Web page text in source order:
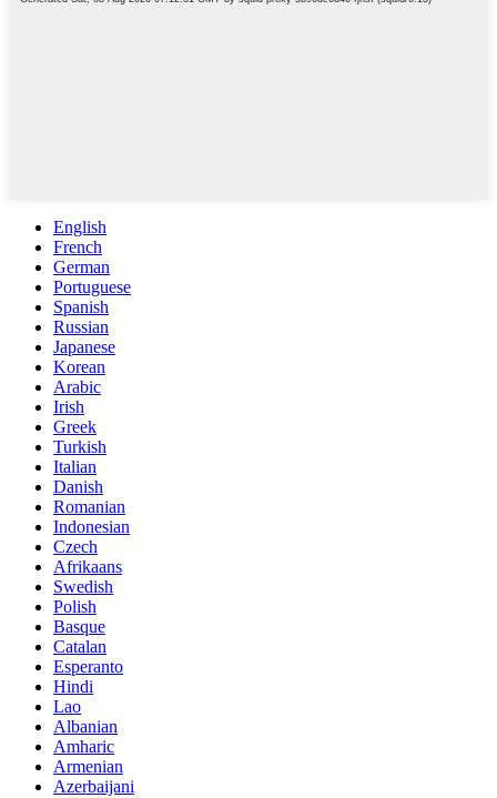
English
French
German
Portuguese
Spanish
Russian
Japanese
Korean
Arabic
Irish
Greek
Turkish
Italian
Danish
Romanian
Indonesian
Czech
Afrikaans
Swedish
Polish
Basque
Catalan
Esperanto
Hindi
Lao
Albanian
Amharic
Armenian
Azerbaijani